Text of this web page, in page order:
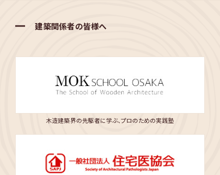
建築関係者の皆様へ
木造建築界の先駆者に学ぶ、プロのための実践塾